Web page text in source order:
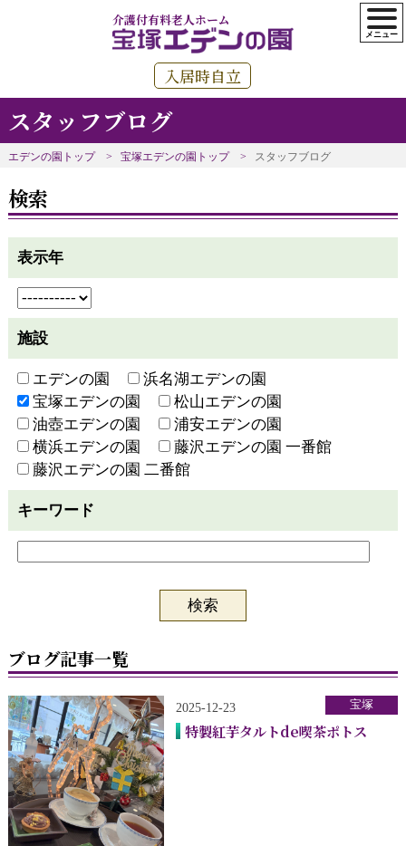
介護付有料老人ホーム
入居時自立
スタッフブログ
エデンの園トップ 宝塚エデンの園トップ スタッフブログ
検索
表示年
施設
エデンの園
浜名湖エデンの園
宝塚エデンの園
松山エデンの園
油壺エデンの園
浦安エデンの園
横浜エデンの園
藤沢エデンの園 一番館
藤沢エデンの園 二番館
キーワード
ブログ記事一覧
2025-12-23
特製紅芋タルトde喫茶ポトス
宝塚